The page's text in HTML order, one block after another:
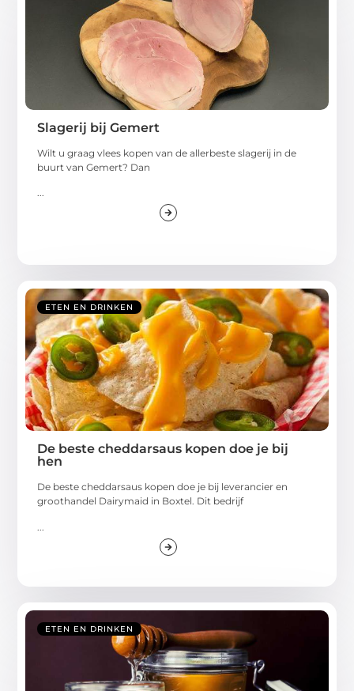
Slagerij bij Gemert
Wilt u graag vlees kopen van de allerbeste slagerij in de
buurt van Gemert? Dan
...
ETEN EN DRINKEN
De beste cheddarsaus kopen doe je bij
hen
De beste cheddarsaus kopen doe je bij leverancier en
groothandel Dairymaid in Boxtel. Dit bedrijf
ETEN EN DRINKEN